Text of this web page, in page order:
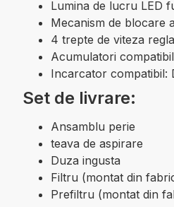
Lumina de lucru LED
Mecanism de blocare
4 trepte de viteza
Acumulatori
Incarcator compatibil:
Set de livrare:
Ansamblu perie
teava de aspirare
Duza ingusta
Filtru (montat din
Prefiltru (montat din